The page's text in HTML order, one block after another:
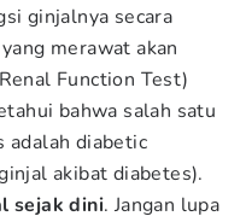
ginjalnya secara
merawat akan
Function Test)
bahwa salah satu
adalah diabetic
akibat diabetes).
sejak dini. Jangan lupa